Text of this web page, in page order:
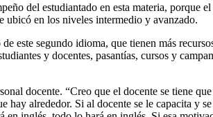
del estudiantado en esta materia, porque
en los niveles intermedio y avanzado.
este segundo idioma, que tienen más
y docentes, pasantías, cursos y
docente. “Creo que el docente se tiene
alrededor. Si al docente se le capacita y